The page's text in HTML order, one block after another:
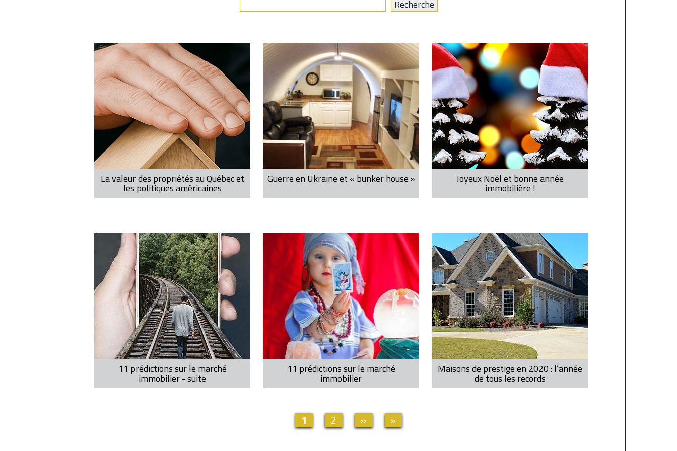
La valeur des propriétés au Québec et
les politiques américaines
Guerre en Ukraine et « bunker house » Joyeux Noël et bonne année
immobilière !
11 prédictions sur le marché
immobilier - suite
11 prédictions sur le marché
immobilier
Maisons de prestige en 2020 : l’année
de tous les records
Pagination
Page
actuelle
1 Page
2
Page
suivante
››
Dernière
page
»